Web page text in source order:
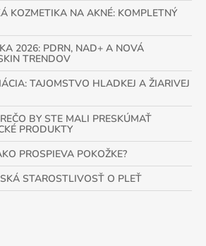
KOZMETIKA NA AKNÉ: KOMPLETNÝ
2026: PDRN, NAD+ A NOVÁ
TRENDOV
TAJOMSTVO HLADKEJ A ŽIARIVEJ
BY STE MALI PRESKÚMAŤ
PRODUKTY
PROSPIEVA POKOŽKE?
STAROSTLIVOSŤ O PLEŤ